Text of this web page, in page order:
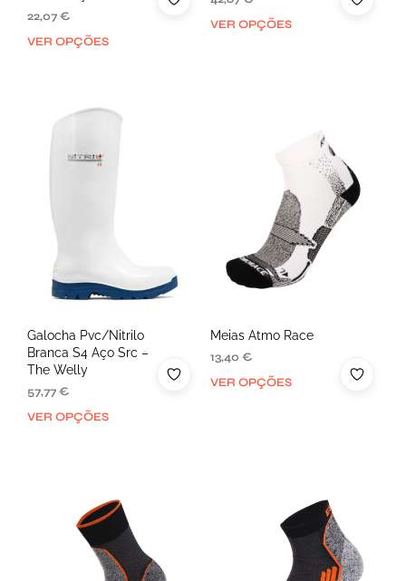
22,07€
VER OPÇÕES
VER OPÇÕES
Galocha Pvc/Nitrilo
Branca S4 Aço Src –
The Welly
57,77€
VER OPÇÕES
Meias Atmo Race
13,40 €
VER OPÇÕES